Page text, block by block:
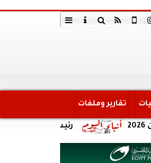
تقارير وملفات
رئيس لجنة الاتصالات